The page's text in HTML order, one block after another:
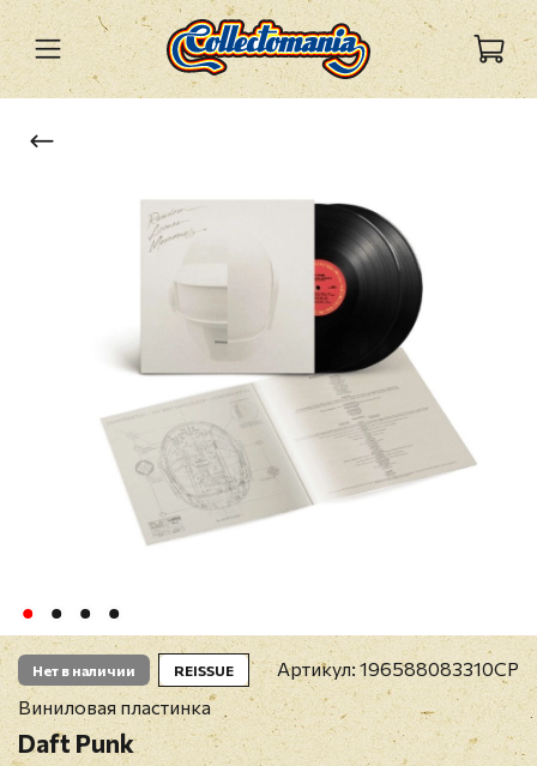
Нет в наличии REISSUE Артикул: 196588083310CP
Виниловая пластинка
Daft Punk